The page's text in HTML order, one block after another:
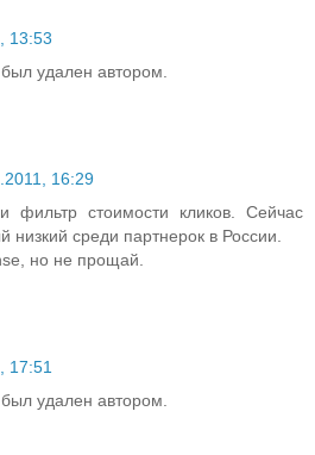
13:53
удален автором.
16:29
фильтр стоимости кликов. Сейчас
низкий среди партнерок в России.
но не прощай.
17:51
удален автором.